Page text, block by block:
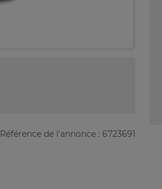
Référence de l'annonce : 6723691